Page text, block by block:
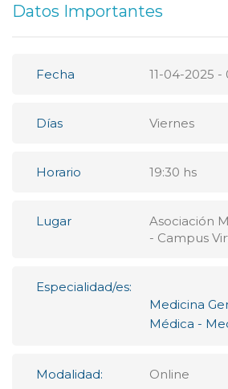
Datos Importantes
Fecha 11-04-2025
Días Viernes
Horario 19:30 hs
Lugar
Asociación
- Campus
Especialidad/es:
Medicina
Médica -
Modalidad: Online